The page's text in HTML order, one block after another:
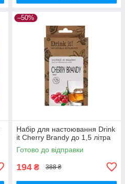
–50%
Набір для настоювання Drink
it Cherry Brandy до 1,5 літра
Готово до відправки
194 ₴ 388 ₴